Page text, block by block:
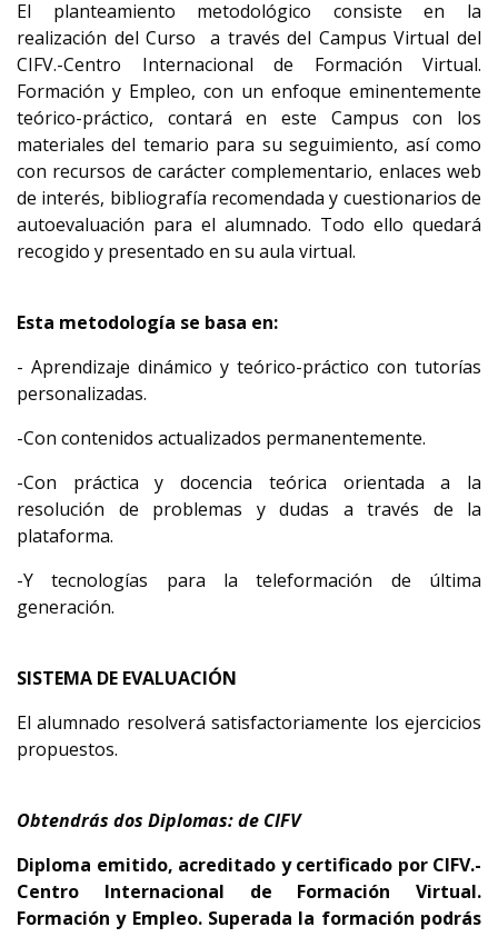
El planteamiento metodológico consiste en la
realización del Curso a través del Campus Virtual del
CIFV.-Centro Internacional de Formación Virtual.
Formación y Empleo, con un enfoque eminentemente
teórico-práctico, contará en este Campus con los
materiales del temario para su seguimiento, así como
con recursos de carácter complementario, enlaces web
de interés, bibliografía recomendada y cuestionarios de
autoevaluación para el alumnado. Todo ello quedará
recogido y presentado en su aula virtual.
Esta metodología se basa en:
- Aprendizaje dinámico y teórico-práctico con tutorías
personalizadas.
-Con contenidos actualizados permanentemente.
-Con práctica y docencia teórica orientada a la
resolución de problemas y dudas a través de la
plataforma.
-Y tecnologías para la teleformación de última
generación.
SISTEMA DE EVALUACIÓN
El alumnado resolverá satisfactoriamente los ejercicios
propuestos.
Obtendrás dos Diplomas: de CIFV
Diploma emitido, acreditado y certificado por CIFV.-
Centro Internacional de Formación Virtual.
Formación y Empleo. Superada la formación podrás